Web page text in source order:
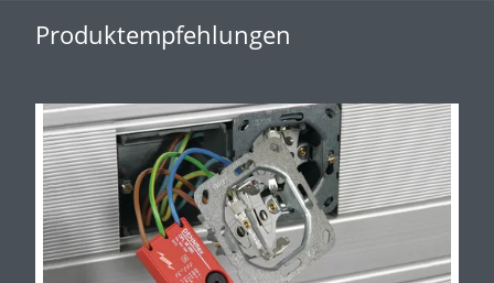
Produktempfehlungen